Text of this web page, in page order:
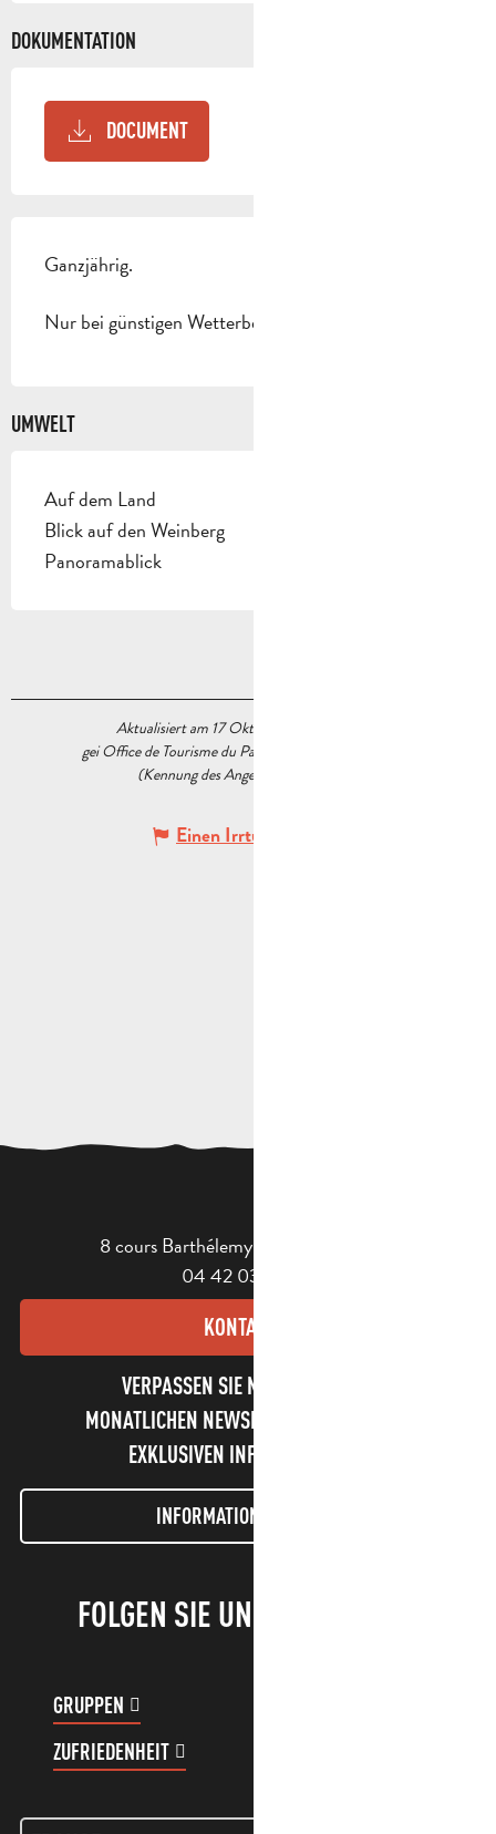
DOKUMENTATION
DOCUMENT
Ganzjährig.
Nur bei günstigen Wetterbedingungen.
UMWELT
Auf dem Land
Blick auf den Weinberg
Panoramablick
Aktualisiert am 17 Oktober 2023 Um 17:33
gei Office de Tourisme du Pays d’Aubagne et de l’Étoile
(Kennung des Angebots :
Einen Irrtum angeben
8 cours Barthélemy - 13400 Aubagne
04 42 03 49 98
KONTAKT
VERPASSEN SIE NICHT UNSEREN
MONATLICHEN NEWSLETTER UND UNSERE
EXKLUSIVEN INFORMATIONEN!
INFORMATIONEN LETTER
FOLGEN SIE UNS!
GRUPPEN
ZUFRIEDENHEIT